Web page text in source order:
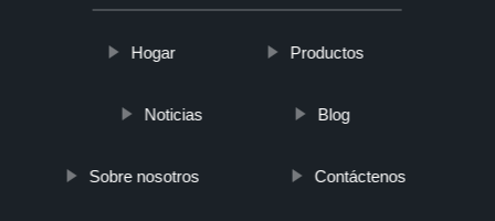
Hogar Productos
Noticias Blog
Sobre nosotros Contáctenos